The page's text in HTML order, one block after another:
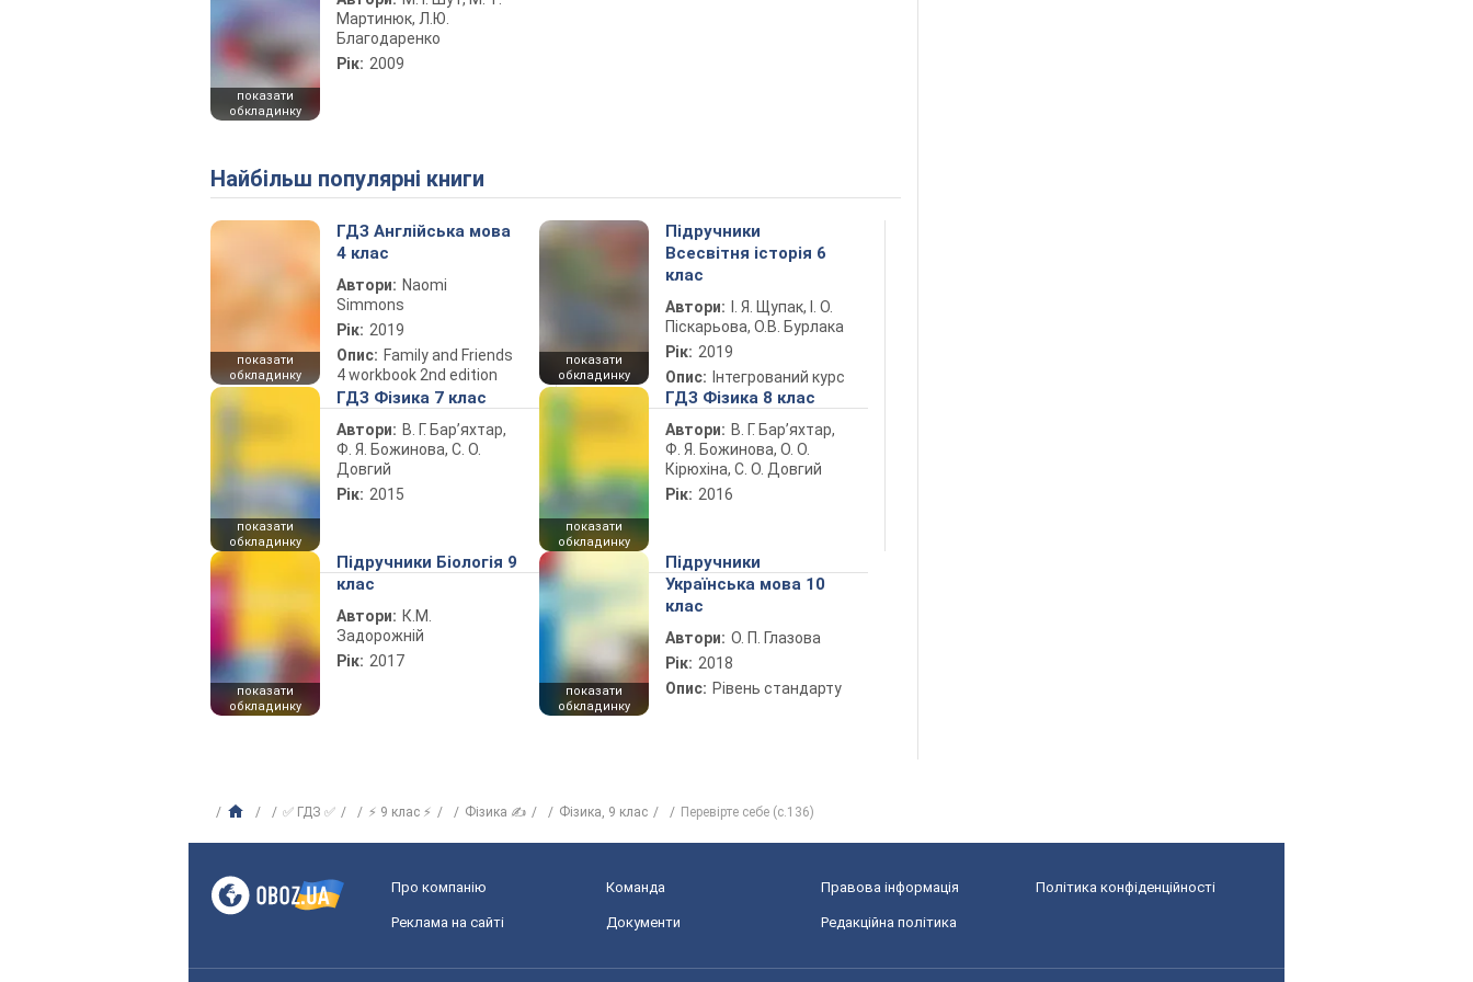
показати
обкладинку
Мартинюк, Л.Ю.
Благодаренко
Рік: 2009
Найбільш популярні книги
показати
обкладинку
ГДЗ Англійська мова
4 клас
Автори: Naomi
Simmons
Рік: 2019
Опис: Family and Friends
4 workbook 2nd edition
показати
обкладинку
Підручники
Всесвітня історія 6
клас
Автори:
І. Я. Щупак, І. О.
Піскарьова, О.В. Бурлака
Рік: 2019
Опис: Інтегрований курс
показати
обкладинку
ГДЗ Фізика 7 клас
Автори: В. Г. Бар’яхтар,
Ф. Я. Божинова, С. О.
Довгий
Рік: 2015
показати
обкладинку
ГДЗ Фізика 8 клас
Автори: В. Г. Бар’яхтар,
Ф. Я. Божинова, О. О.
Кірюхіна, С. О. Довгий
Рік: 2016
показати
обкладинку
Підручники Біологія 9
клас
Автори: К.М.
Задорожній
Рік: 2017
показати
обкладинку
Підручники
Українська мова 10
клас
Автори: О. П. Глазова
Рік: 2018
Опис: Рівень стандарту
✅ ГДЗ ✅ ⚡ 9 клас ⚡ Фізика ✍ Фізика, 9 клас Перевірте себе (с.136)
Про компанію Команда Правова інформація Політика конфіденційності
Реклама на сайті Документи Редакційна політика